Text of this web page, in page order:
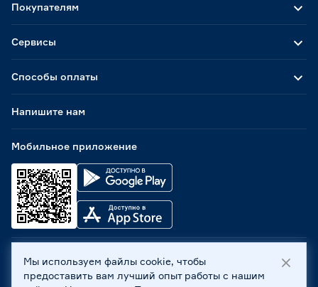
Способы оплаты
Мобильное приложение
Покупателям
Сервисы
Напишите нам
ООО «Бауцентр Рус» 2004 -2026, 236029, г. Калининград,
ул. А.Невского, 205. ИНН 7702596813, КПП 390601001 ©
Мы используем файлы cookie, чтобы
предоставить вам лучший опыт работы с нашим